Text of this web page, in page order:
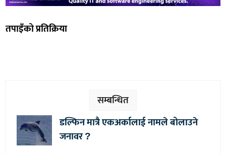
तपाइँको प्रतिक्रिया
सम्बन्धित
डल्फिन मात्रै एकअर्कालाई नामले बोलाउने
जनावर ?